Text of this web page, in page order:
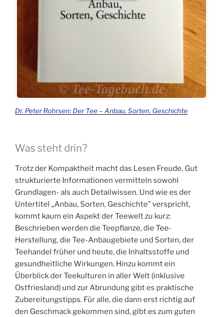
Dr. Peter Rohrsen: Der Tee – Anbau, Sorten, Geschichte
Was steht drin?
Trotz der Kompaktheit macht das Lesen Freude. Gut
strukturierte Informationen vermitteln sowohl
Grundlagen- als auch Detailwissen. Und wie es der
Untertitel „Anbau, Sorten, Geschichte” verspricht,
kommt kaum ein Aspekt der Teewelt zu kurz:
Beschrieben werden die Teepflanze, die Tee-
Herstellung, die Tee-Anbaugebiete und Sorten, der
Teehandel früher und heute, die Inhaltsstoffe und
gesundheitliche Wirkungen. Hinzu kommt ein
Überblick der Teekulturen in aller Welt (inklusive
Ostfriesland) und zur Abrundung gibt es praktische
Zubereitungstipps. Für alle, die dann erst richtig auf
den Geschmack gekommen sind, gibt es zum guten